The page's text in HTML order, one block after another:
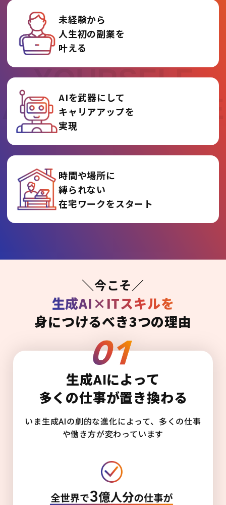
REINVENT
YOURSELF
AT AI COLLEGE
未経験から
人生初の副業を
叶える
AIを武器にして
キャリアアップを
実現
時間や場所に
縛られない
在宅ワークをスタート
＼今こそ／
生成AI×ITスキルを
身につけるべき3つの理由
生成AIによって
多くの仕事が置き換わる
いま生成AIの劇的な進化によって、多くの仕事
や働き方が変わっています